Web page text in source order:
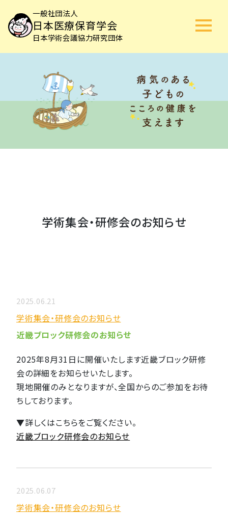
一般社団法人
日本医療保育学会
日本学術会議協力研究団体
学術集会・研修会のお知らせ
2025.06.21
学術集会・研修会のお知らせ
近畿ブロック研修会のお知らせ
2025年8月31日に開催いたします近畿ブロック研修
会の詳細をお知らせいたします。
現地開催のみとなりますが、全国からのご参加をお待
ちしております。
▼詳しくはこちらをご覧ください。
近畿ブロック研修会のお知らせ
2025.06.07
学術集会・研修会のお知らせ